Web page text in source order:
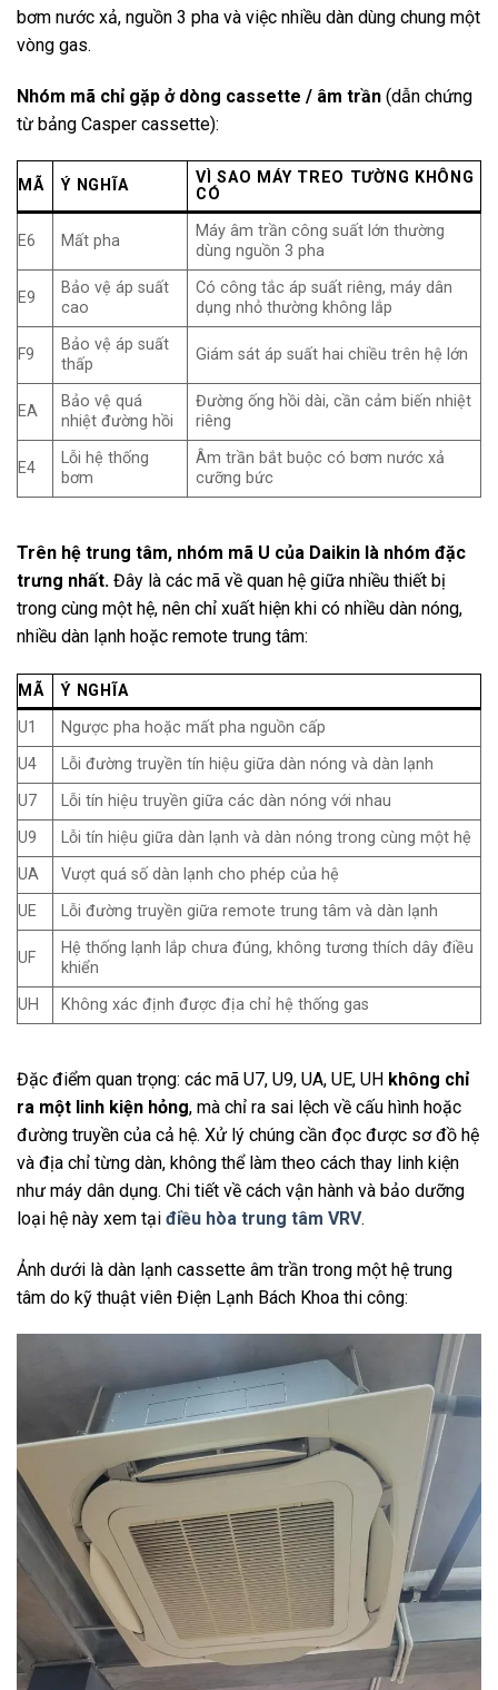
bơm nước xả, nguồn 3 pha và việc nhiều dàn dùng chung một
vòng gas.
Nhóm mã chỉ gặp ở dòng cassette / âm trần (dẫn chứng
từ bảng Casper cassette):
MÃ Ý NGHĨA
VÌ SAO MÁY TREO TƯỜNG KHÔNG
CÓ
E6 Mất pha
Máy âm trần công suất lớn thường
dùng nguồn 3 pha
E9
Bảo vệ áp suất
cao
Có công tắc áp suất riêng, máy dân
dụng nhỏ thường không lắp
F9
Bảo vệ áp suất
thấp
Giám sát áp suất hai chiều trên hệ lớn
EA
Bảo vệ quá
nhiệt đường hồi
Đường ống hồi dài, cần cảm biến nhiệt
riêng
E4
Lỗi hệ thống
bơm
Âm trần bắt buộc có bơm nước xả
cưỡng bức
Trên hệ trung tâm, nhóm mã U của Daikin là nhóm đặc
trưng nhất. Đây là các mã về quan hệ giữa nhiều thiết bị
trong cùng một hệ, nên chỉ xuất hiện khi có nhiều dàn nóng,
nhiều dàn lạnh hoặc remote trung tâm:
MÃ
Ý NGHĨA
U1
Ngược pha hoặc mất pha nguồn cấp
U4
Lỗi đường truyền tín hiệu giữa dàn nóng và dàn lạnh
U7
Lỗi tín hiệu truyền giữa các dàn nóng với nhau
U9
Lỗi tín hiệu giữa dàn lạnh và dàn nóng trong cùng một hệ
UA
Vượt quá số dàn lạnh cho phép của hệ
UE
Lỗi đường truyền giữa remote trung tâm và dàn lạnh
UF
Hệ thống lạnh lắp chưa đúng, không tương thích dây điều
khiển
UH
Không xác định được địa chỉ hệ thống gas
Đặc điểm quan trọng: các mã U7, U9, UA, UE, UH không chỉ
ra một linh kiện hỏng, mà chỉ ra sai lệch về cấu hình hoặc
đường truyền của cả hệ. Xử lý chúng cần đọc được sơ đồ hệ
và địa chỉ từng dàn, không thể làm theo cách thay linh kiện
như máy dân dụng. Chi tiết về cách vận hành và bảo dưỡng
loại hệ này xem tại điều hòa trung tâm VRV.
Ảnh dưới là dàn lạnh cassette âm trần trong một hệ trung
tâm do kỹ thuật viên Điện Lạnh Bách Khoa thi công: